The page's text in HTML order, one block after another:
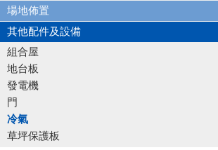
場地佈置
其他配件及設備
組合屋
地台板
發電機
門
冷氣
草坪保護板